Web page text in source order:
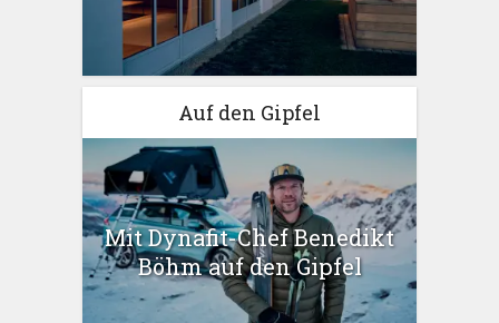
Auf den Gipfel
Mit Dynafit-Chef Benedikt
Böhm auf den Gipfel